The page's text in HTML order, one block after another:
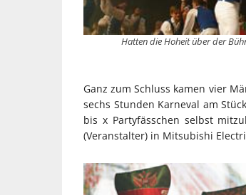
Hatten die Hoheit über der
Ganz zum Schluss kamen vier
sechs Stunden Karneval am
bis x Partyfässchen selbst
(Veranstalter) in Mitsubishi